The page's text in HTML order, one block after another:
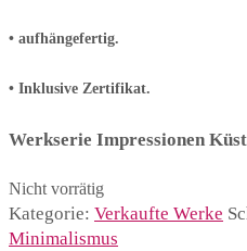
• aufhängefertig.
• Inklusive Zertifikat.
Werkserie Impressionen
Nicht vorrätig
Kategorie: Verkaufte Werke
Minimalismus